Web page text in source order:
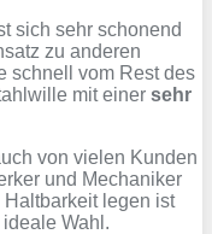
sich sehr schonend
zu anderen
schnell vom Rest des
mit einer sehr
von vielen Kunden
und Mechaniker
legen ist
Wahl.